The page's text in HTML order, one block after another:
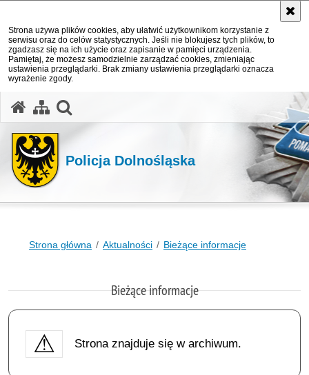
Strona używa plików cookies, aby ułatwić użytkownikom korzystanie z
serwisu oraz do celów statystycznych. Jeśli nie blokujesz tych plików, to
zgadzasz się na ich użycie oraz zapisanie w pamięci urządzenia.
Pamiętaj, że możesz samodzielnie zarządzać cookies, zmieniając
ustawienia przeglądarki. Brak zmiany ustawienia przeglądarki oznacza
wyrażenie zgody.
Policja Dolnośląska
Strona główna Aktualności Bieżące informacje
Bieżące informacje
Strona znajduje się w archiwum.